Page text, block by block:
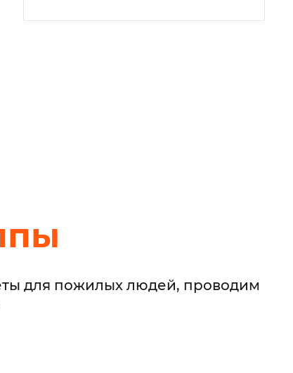
для пожилых людей, проводим